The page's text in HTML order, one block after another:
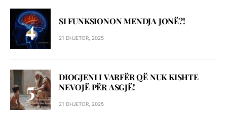
SI FUNKSIONON MENDJA JONË?!
21 DHJETOR, 2025
DIOGJENI I VARFËR QË NUK KISHTE
NEVOJË PËR ASGJË!
21 DHJETOR, 2025